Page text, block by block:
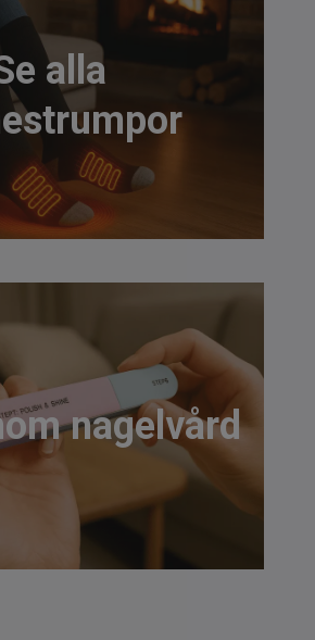
alla
nagelvård